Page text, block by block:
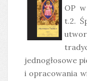
OP
t.2.
jednogłosowe
i opracowania